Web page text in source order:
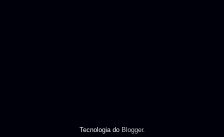
Tecnologia do Blogger.